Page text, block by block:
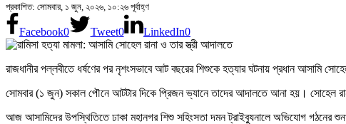
প্রকাশিত: সোমবার, ১ জুন, ২০২৬, ১০:২৬ পূর্বাহ্ণ
Facebook0 Tweet0 LinkedIn0
রাজধানীর পল্লবীতে ধর্ষণের পর নৃশংসভাবে আট বছরের শিশুকে হত্যার ঘটনায় প্রধান আসামি
সোমবার (১ জুন) সকাল পৌনে আটটার দিকে প্রিজন ভ্যানে তাদের আদালতে আনা হয়। সোহেল
আজ আসামিদের উপস্থিতিতে ঢাকা মহানগর শিশু সহিংসতা দমন ট্রাইব্যুনালে অভিযোগ গঠনের